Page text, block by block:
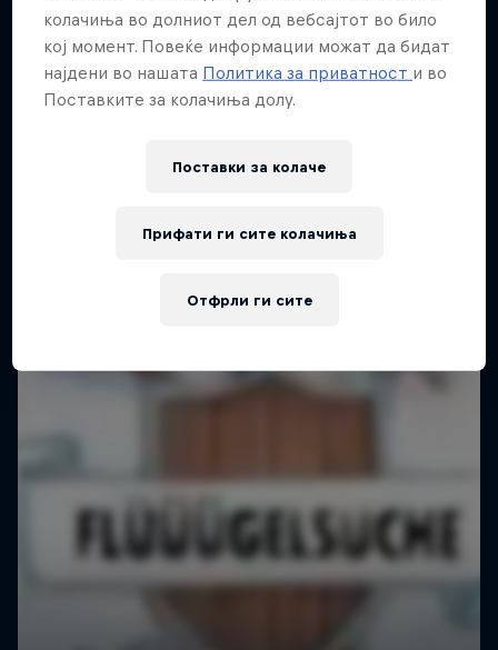
колачиња во долниот дел од вебсајтот во било
кој момент. Повеќе информации можат да бидат
најдени во нашата Политика за приватност и во
Поставките за колачиња долу.
Поставки за колачe
Отфрли ги сите
Прифати ги сите колачиња